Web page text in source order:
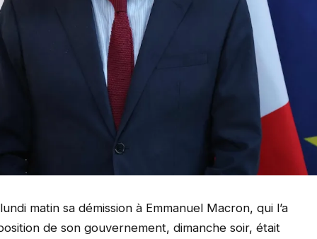
matin sa démission à Emmanuel Macron, qui l’a
de son gouvernement, dimanche soir, était